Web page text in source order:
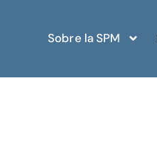
Sobre la SPM